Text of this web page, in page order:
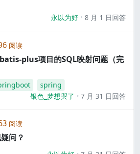
永以为好 8 月 1 日回答
阅读
plus项目的SQL映射问题（完
spring
银色_梦想哭了
7 月 31 日回答
阅读
问？